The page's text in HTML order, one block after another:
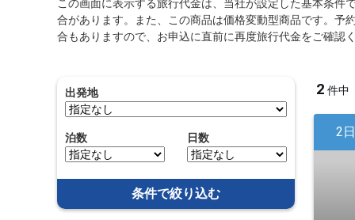
この画面に表示する旅行代金は、当社が設定した基本条
合があります。また、この商品は価格変動型商品です。予
合もありますので、お申込に直前に再度旅行代金をご確認
出発地
泊数 日数
条件で絞り込む
2 件中
2